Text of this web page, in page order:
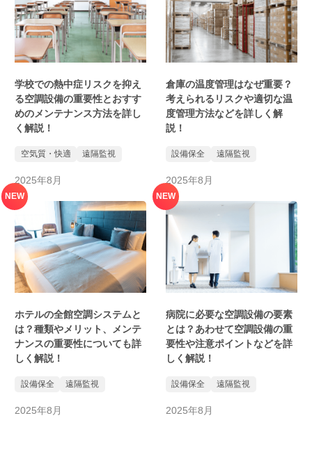
学校での熱中症リスクを抑え
る空調設備の重要性とおすす
めのメンテナンス方法を詳し
く解説！
空気質・快適 遠隔監視
2025年8月
倉庫の温度管理はなぜ重要？
考えられるリスクや適切な温
度管理方法などを詳しく解
説！
設備保全 遠隔監視
2025年8月
ホテルの全館空調システムと
は？種類やメリット、メンテ
ナンスの重要性についても詳
しく解説！
設備保全 遠隔監視
NEW
2025年8月
病院に必要な空調設備の要素
とは？あわせて空調設備の重
要性や注意ポイントなどを詳
しく解説！
設備保全 遠隔監視
NEW
2025年8月